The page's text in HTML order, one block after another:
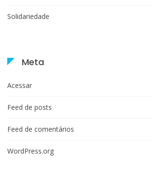
Solidariedade
Meta
Acessar
Feed de posts
Feed de comentários
WordPress.org